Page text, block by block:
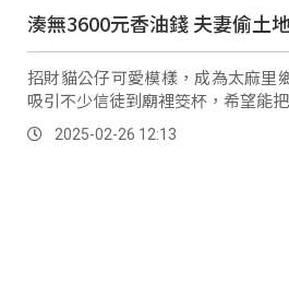
湊無3600元香油錢 夫妻偷土
招財貓公仔可愛模樣，成為太麻里
吸引不少信徒到廟裡筊杯，希望能
2025-02-26 12:13